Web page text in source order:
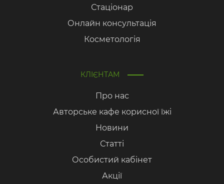
Стаціонар
Онлайн консультація
Косметологія
КЛІЄНТАМ
Про нас
Авторське кафе корисної їжі
Новини
Статті
Особистий кабінет
Акції